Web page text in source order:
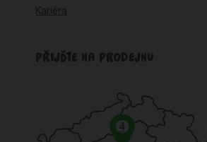
Kariéra
PŘIJĎTE NA PRODEJNU
4